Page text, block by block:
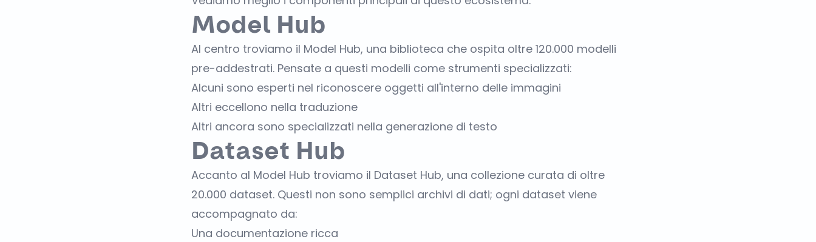
Model Hub
Al centro troviamo il Model Hub, una biblioteca che ospita oltre 120.000 modelli
pre-addestrati. Pensate a questi modelli come strumenti specializzati:
Alcuni sono esperti nel riconoscere oggetti all'interno delle immagini
Altri eccellono nella traduzione
Altri ancora sono specializzati nella generazione di testo
Dataset Hub
Accanto al Model Hub troviamo il Dataset Hub, una collezione curata di oltre
20.000 dataset. Questi non sono semplici archivi di dati; ogni dataset viene
accompagnato da:
Una documentazione ricca